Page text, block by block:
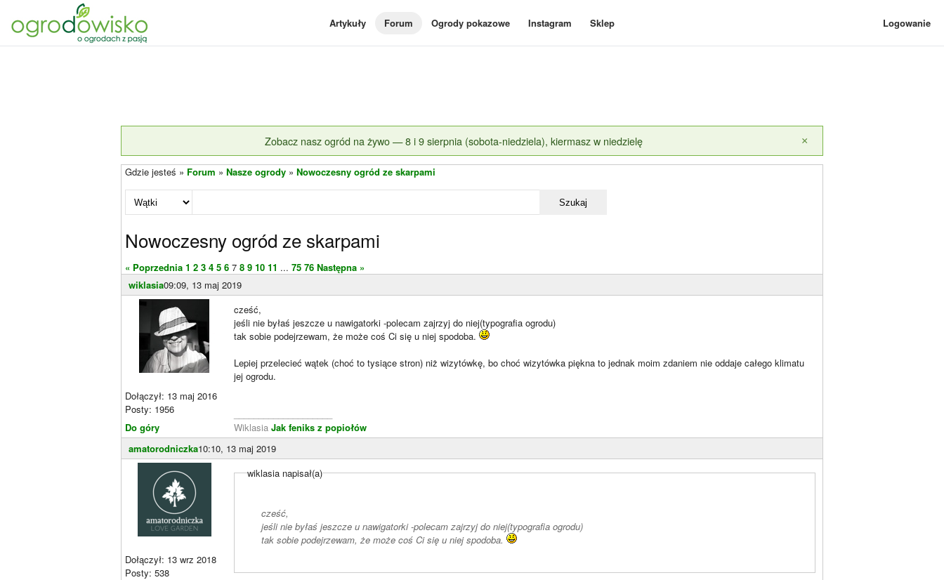
Artykuły Forum Ogrody pokazowe Instagram Sklep Logowanie
Zobacz nasz ogród na żywo — 8 i 9 sierpnia (sobota-niedziela), kiermasz w niedzielę ×
Gdzie jesteś » Forum » Nasze ogrody » Nowoczesny ogród ze skarpami
Szukaj
Nowoczesny ogród ze skarpami
« Poprzednia 1 2 3 4 5 6 7 8 9 10 11 ... 75 76 Następna »
wiklasia09:09, 13 maj 2019
Dołączył: 13 maj 2016
Posty: 1956
Do góry
cześć,
jeśli nie byłaś jeszcze u nawigatorki -polecam zajrzyj do niej(typografia ogrodu)
tak sobie podejrzewam, że może coś Ci się u niej spodoba.
Lepiej przelecieć wątek (choć to tysiące stron) niż wizytówkę, bo choć wizytówka piękna to jednak moim zdaniem nie oddaje całego klimatu
jej ogrodu.
Wiklasia Jak feniks z popiołów
amatorodniczka10:10, 13 maj 2019
Dołączył: 13 wrz 2018
Posty: 538
wiklasia napisał(a)
cześć,
jeśli nie byłaś jeszcze u nawigatorki -polecam zajrzyj do niej(typografia ogrodu)
tak sobie podejrzewam, że może coś Ci się u niej spodoba.